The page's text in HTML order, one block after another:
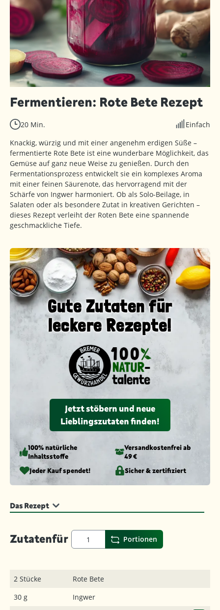
Fermentieren: Rote Bete Rezept
20 Min.
Einfach
Knackig, würzig und mit einer angenehm erdigen Süße –
fermentierte Rote Bete ist eine wunderbare Möglichkeit, das
Gemüse auf ganz neue Weise zu genießen. Durch den
Fermentationsprozess entwickelt sie ein komplexes Aroma
mit einer feinen Säurenote, das hervorragend mit der
Schärfe von Ingwer harmoniert. Ob als Solo-Beilage, in
Salaten oder als besondere Zutat in kreativen Gerichten –
dieses Rezept verleiht der Roten Bete eine spannende
geschmackliche Tiefe.
Gute Zutaten für
leckere Rezepte!
Jetzt stöbern und neue
Lieblingszutaten finden!
100% natürliche
Inhaltsstoffe
Versandkosten­frei ab
49 €
Jeder Kauf spendet!
Sicher & zertifiziert
Das Rezept
Zutatenfür Portionen
2 Stücke
Rote Bete
30 g
Ingwer